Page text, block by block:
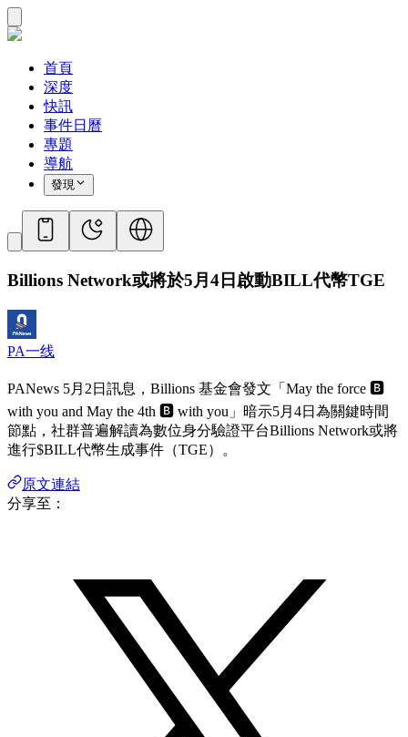
首頁
深度
快訊
事件日曆
專題
導航
發現
Billions Network或將於5月4日啟動BILL代幣TGE
PA一线
PANews 5月2日訊息，Billions 基金會發文「May the force 🅱️
with you and May the 4th 🅱️ with you」暗示5月4日為關鍵時間
節點，社群普遍解讀為數位身分驗證平台Billions Network或將
進行$BILL代幣生成事件（TGE）。
原文連結
分享至：